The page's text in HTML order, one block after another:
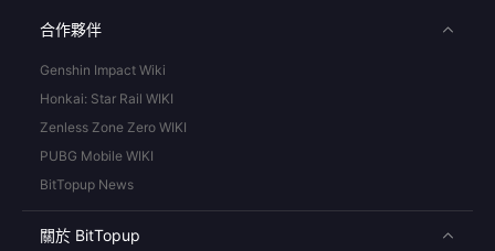
合作夥伴
Genshin Impact Wiki
Honkai: Star Rail WIKI
Zenless Zone Zero WIKI
PUBG Mobile WIKI
BitTopup News
關於 BitTopup